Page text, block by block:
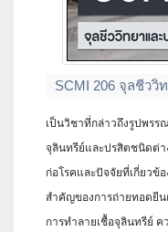
SCMI 206 จุลชีว
เป็นวิชาที่กล่าวถึงรูปพรร
จุลินทรีย์และปรสิตชนิดต่า
ก่อโรคและปัจจัยที่เกี่ยวข้
สำคัญของการถ่ายทอดยี
การทำลายเชื้อจุลินทรีย์